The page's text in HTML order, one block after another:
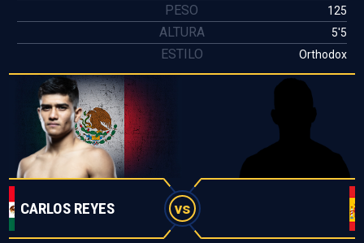
PESO 125
ALTURA 5'5
ESTILO Orthodox
CARLOS REYES vs